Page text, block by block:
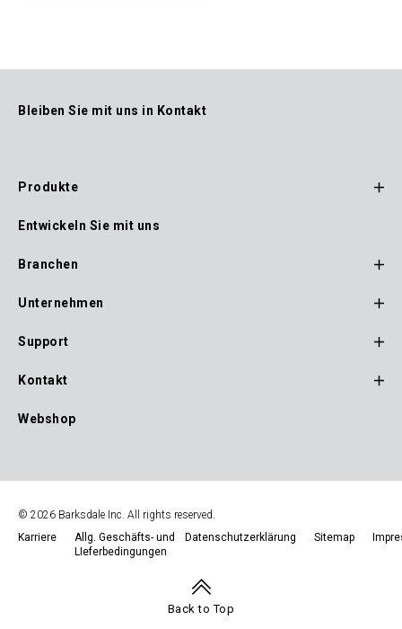
Bleiben Sie mit uns in Kontakt
Footer
Navigation
Produkte
Entwickeln Sie mit uns
Branchen
Unternehmen
Support
Kontakt
Webshop
© 2026 Barksdale Inc. All rights reserved.
Footer
Karriere
Allg. Geschäfts- und
LIeferbedingungen
Datenschutzerklärung Sitemap
Back to Top